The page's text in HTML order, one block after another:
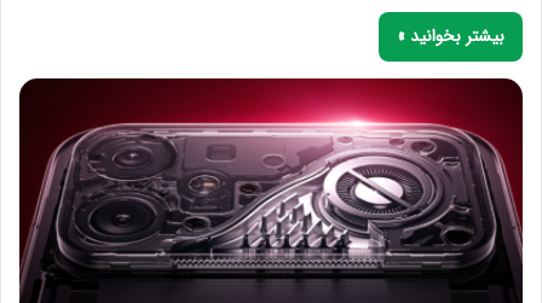
بیشتر بخوانید »